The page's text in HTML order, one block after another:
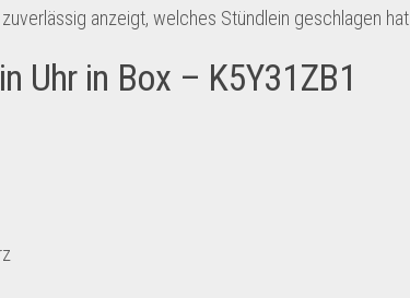
anzeigt, welches Stündlein geschlagen hat.
Uhr in Box – K5Y31ZB1